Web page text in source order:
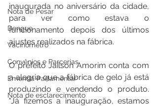
Nota de Pesar
Dengue
Vacinômetro
Convênios e Parcerias
Emenda Parlamentar
Nota de esclarecimento
inaugurada no aniversário da cidade,
para ver como estava o
funcionamento depois dos últimos
ajustes realizados na fábrica.
O prefeito Jaílson Amorim conta com
a alegria que a fábrica de gelo já está
produzindo e vendendo o produto.
"Já fizemos a inauguração, estamos